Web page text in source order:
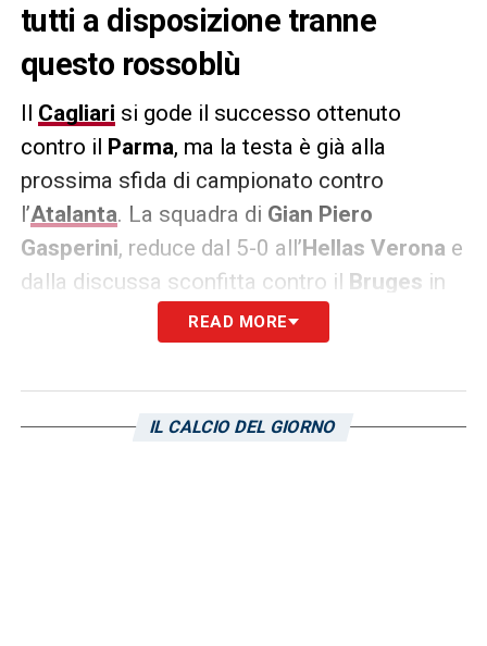
tutti a disposizione tranne
questo rossoblù
Il Cagliari si gode il successo ottenuto
contro il Parma, ma la testa è già alla
prossima sfida di campionato contro
l’Atalanta. La squadra di Gian Piero
Gasperini, reduce dal 5-0 all’Hellas Verona e
dalla discussa sconfitta contro il Bruges in
Champions League, sarà un avversario
temibile. MisterDavide Nicolapuò contare
indisponibile è il terzo portiereGiuseppe
READ MORE
IL CALCIO DEL GIORNO